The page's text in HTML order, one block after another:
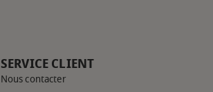
SERVICE CLIENT
Nous contacter